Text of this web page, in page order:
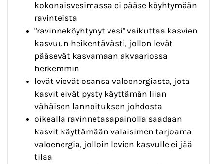
kokonaisvesimassa ei pääse köyhtymään
ravinteista
"ravinneköyhtynyt vesi" vaikuttaa kasvien
kasvuun heikentävästi, jollon levät
pääsevät kasvamaan akvaariossa
herkemmin
levät vievät osansa valoenergiasta, jota
kasvit eivät pysty käyttämän liian
vähäisen lannoituksen johdosta
oikealla ravinnetasapainolla saadaan
kasvit käyttämään valaisimen tarjoama
valoenergia, jolloin levien kasvulle ei jää
tilaa